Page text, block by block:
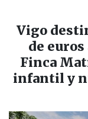
Vigo
de
Finca
infantil y